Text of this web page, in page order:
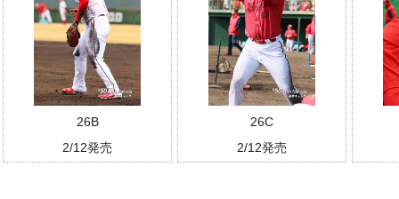
26B
2/12発売
26C
2/12発売